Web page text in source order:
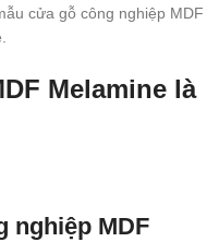
cửa gỗ công nghiệp MDF
Melamine là
nghiệp MDF